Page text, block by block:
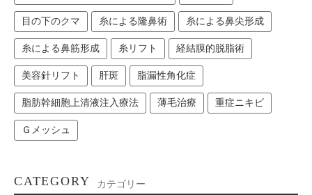
目の下のクマ 糸による隆鼻術 糸による鼻尖形成
糸による鼻筋形成 糸リフト 経結膜的脱脂術
美容針リフト 肝斑 脂漏性角化症
脂肪幹細胞上清液注入療法 薄毛治療 重症ニキビ
Ｇメッシュ
CATEGORY カテゴリー